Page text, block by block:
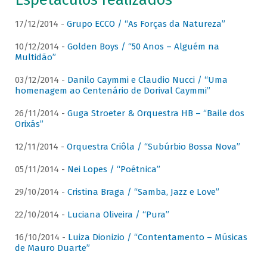
17/12/2014 - Grupo ECCO / “As Forças da Natureza”
10/12/2014 - Golden Boys / “50 Anos – Alguém na
Multidão”
03/12/2014 - Danilo Caymmi e Claudio Nucci / “Uma
homenagem ao Centenário de Dorival Caymmi”
26/11/2014 - Guga Stroeter & Orquestra HB – “Baile dos
Orixás”
12/11/2014 - Orquestra Criôla / “Subúrbio Bossa Nova”
05/11/2014 - Nei Lopes / “Poétnica”
29/10/2014 - Cristina Braga / “Samba, Jazz e Love”
22/10/2014 - Luciana Oliveira / “Pura”
16/10/2014 - Luiza Dionizio / “Contentamento – Músicas
de Mauro Duarte”